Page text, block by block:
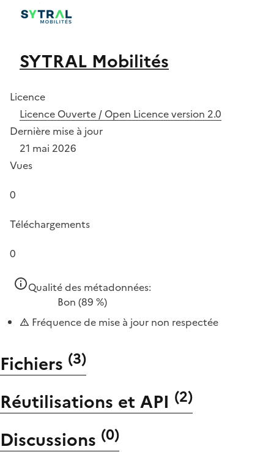
SYTRAL Mobilités
Licence
Licence Ouverte / Open Licence version 2.0
Dernière mise à jour
21 mai 2026
Vues
0
Téléchargements
0
Qualité des métadonnées:
Bon (89 %)
Fréquence de mise à jour non respectée
Fichiers (3)
Réutilisations et API (2)
Discussions (0)